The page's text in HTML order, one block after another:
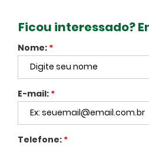
Ficou interessado?
Nome: *
E-mail: *
Telefone: *